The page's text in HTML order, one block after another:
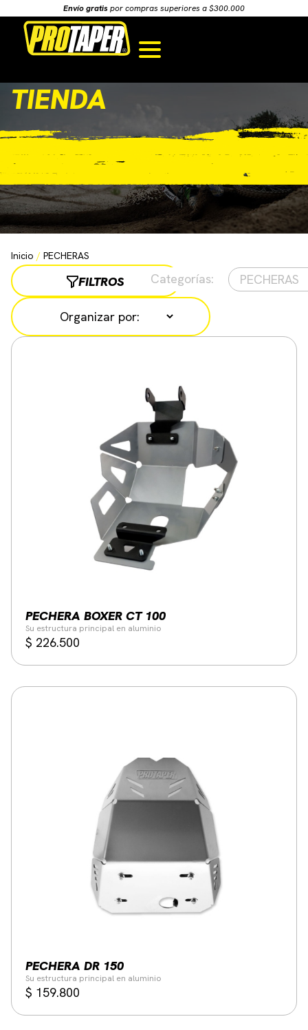
Envío gratis por compras superiores a $300.000
TIENDA
Inicio / PECHERAS
FILTROS Categorías: PECHERAS
PECHERA BOXER CT 100
Su estructura principal en aluminio
$ 226.500
PECHERA DR 150
Su estructura principal en aluminio
$ 159.800